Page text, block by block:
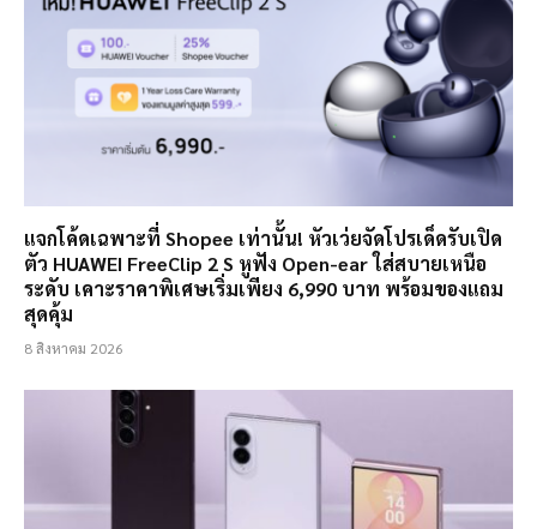
แจกโค้ดเฉพาะที่ Shopee เท่านั้น! หัวเว่ยจัดโปรเด็ดรับเปิด
ตัว HUAWEI FreeClip 2 S หูฟัง Open-ear ใส่สบายเหนือ
ระดับ เคาะราคาพิเศษเริ่มเพียง 6,990 บาท พร้อมของแถม
สุดคุ้ม
8 สิงหาคม 2026